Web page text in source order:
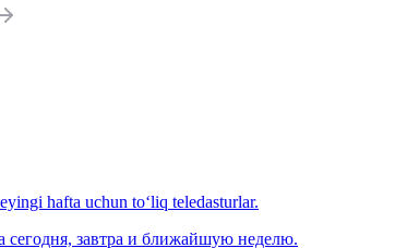
hafta uchun to‘liq teledasturlar.
завтра и ближайшую неделю.